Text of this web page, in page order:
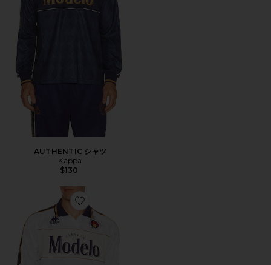
AUTHENTIC シャツ
Kappa
$130
Favorite AUTHENTIC シャツ